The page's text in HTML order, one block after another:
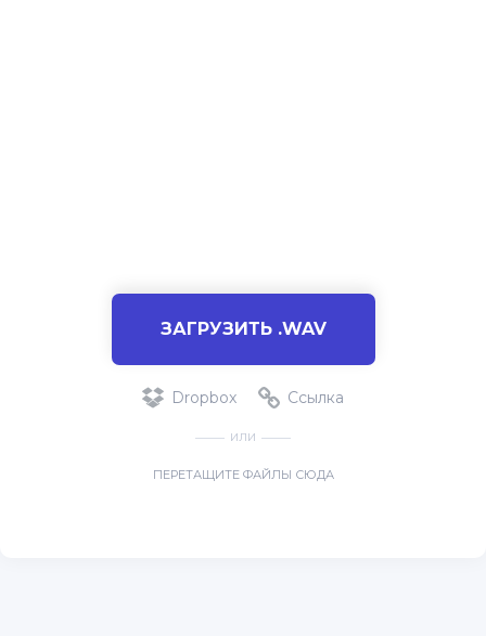
ЗАГРУЗИТЬ .WAV
Dropbox Ссылка
ИЛИ
ПЕРЕТАЩИТЕ ФАЙЛЫ СЮДА